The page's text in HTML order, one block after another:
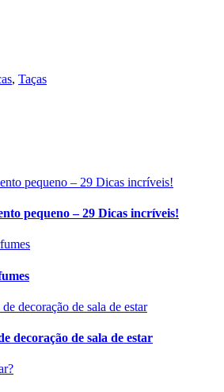
, Taças
pequeno – 29 Dicas incríveis!
decoração de sala de estar